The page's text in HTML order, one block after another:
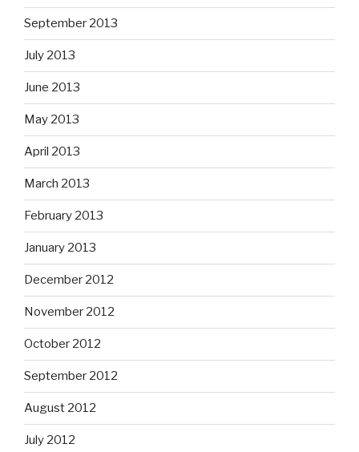
September 2013
July 2013
June 2013
May 2013
April 2013
March 2013
February 2013
January 2013
December 2012
November 2012
October 2012
September 2012
August 2012
July 2012